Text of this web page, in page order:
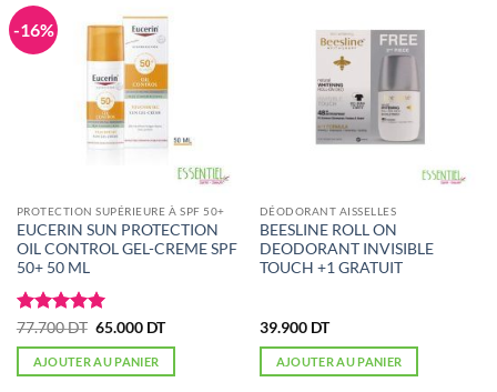
-16%
PROTECTION SUPÉRIEURE À SPF 50+
EUCERIN SUN PROTECTION
OIL CONTROL GEL-CREME SPF
50+ 50 ML
Note5sur
5
77.700DT Le
initial
était :
65.000 DTLe
actuel
AJOUTER AU PANIER
DÉODORANT AISSELLES
BEESLINE ROLL ON
DEODORANT INVISIBLE
TOUCH +1 GRATUIT
39.900 DT
AJOUTER AU PANIER